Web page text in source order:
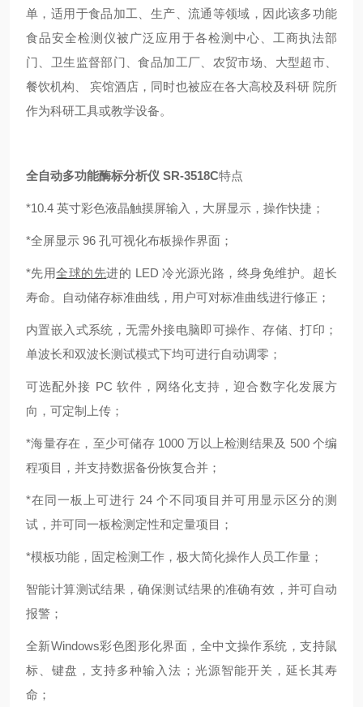
单，适用于食品加工、生产、流通等领域，因此该多功能
食品安全检测仪被广泛应用于各检测中心、工商执法部
门、卫生监督部门、食品加工厂、农贸市场、大型超市、
餐饮机构、 宾馆酒店，同时也被应在各大高校及科研 院所
作为科研工具或教学设备。
全自动多功能酶标分析仪 SR-3518C特点
*10.4 英寸彩色液晶触摸屏输入，大屏显示，操作快捷；
*全屏显示 96 孔可视化布板操作界面；
*先用全球的先进的 LED 冷光源光路，终身免维护。超长
寿命。自动储存标准曲线，用户可对标准曲线进行修正；
内置嵌入式系统，无需外接电脑即可操作、存储、打印；
单波长和双波长测试模式下均可进行自动调零；
可选配外接 PC 软件，网络化支持，迎合数字化发展方
向，可定制上传；
*海量存在，至少可储存 1000 万以上检测结果及 500 个编
程项目，并支持数据备份恢复合并；
*在同一板上可进行 24 个不同项目并可用显示区分的测
试，并可同一板检测定性和定量项目；
*模板功能，固定检测工作，极大简化操作人员工作量；
智能计算测试结果，确保测试结果的准确有效，并可自动
报警；
全新Windows彩色图形化界面，全中文操作系统，支持鼠
标、键盘，支持多种输入法；光源智能开关，延长其寿
命；